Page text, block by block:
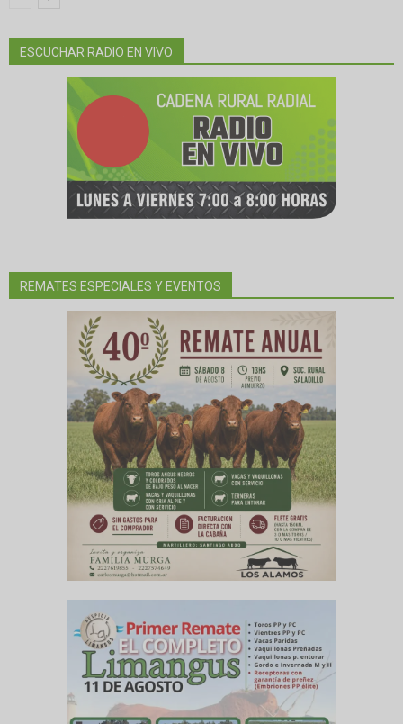
ESCUCHAR RADIO EN VIVO
REMATES ESPECIALES Y EVENTOS